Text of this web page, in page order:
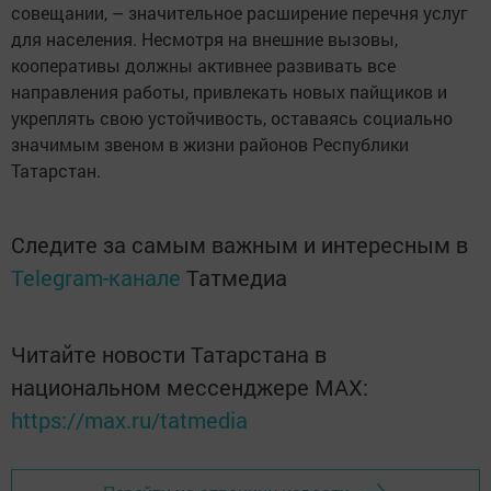
совещании, – значительное расширение перечня услуг
для населения. Несмотря на внешние вызовы,
кооперативы должны активнее развивать все
направления работы, привлекать новых пайщиков и
укреплять свою устойчивость, оставаясь социально
значимым звеном в жизни районов Республики
Татарстан.
Следите за самым важным и интересным в
Telegram-канале Татмедиа
Читайте новости Татарстана в
национальном мессенджере MАХ:
https://max.ru/tatmedia